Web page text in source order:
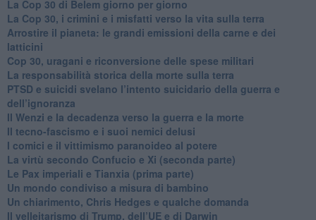
​La Cop 30 di Belem giorno per giorno
La Cop 30, i crimini e i misfatti verso la vita sulla terra
Arrostire il pianeta: le grandi emissioni della carne e dei
latticini
​Cop 30, uragani e riconversione delle spese militari
La responsabilità storica della morte sulla terra
PTSD e suicidi svelano l’intento suicidario della guerra e
dell’ignoranza
Il Wenzi e la decadenza verso la guerra e la morte
​Il tecno-fascismo e i suoi nemici delusi
​I comici e il vittimismo paranoideo al potere
​La virtù secondo Confucio e Xi (seconda parte)
Le Pax imperiali e Tianxia (prima parte)
Un mondo condiviso a misura di bambino
​Un chiarimento, Chris Hedges e qualche domanda
Il velleitarismo di Trump, dell’UE e di Darwin